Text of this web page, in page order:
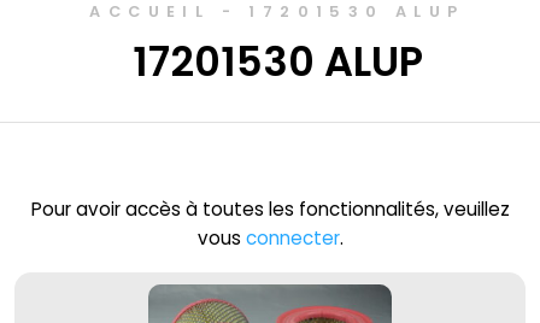
ACCUEIL - 17201530 ALUP
17201530 ALUP
Pour avoir accès à toutes les fonctionnalités, veuillez
vous connecter.